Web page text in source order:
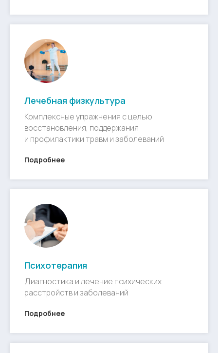
Лечебная физкультура
Комплексные упражнения с целью
восстановления, поддержания
и профилактики травм и заболеваний
Подробнее
Психотерапия
Диагностика и лечение психических
расстройств и заболеваний
Подробнее